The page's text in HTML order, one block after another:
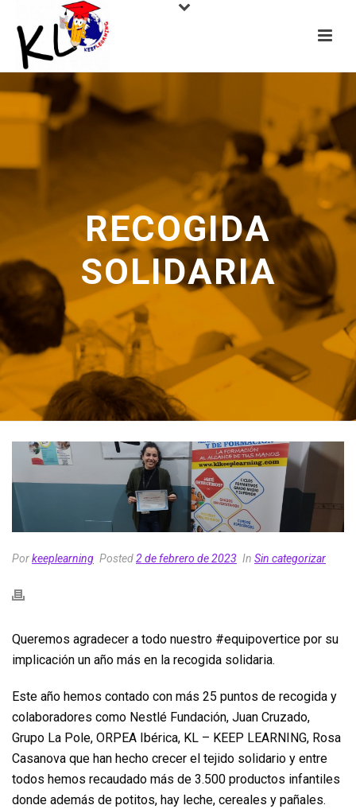
RECOGIDA
SOLIDARIA
Porkeeplearning Posted2 de febrero de 2023 In Sin categorizar
Queremos agradecer a todo nuestro #equipovertice por su
implicación un año más en la recogida solidaria.
Este año hemos contado con más 25 puntos de recogida y
colaboradores como Nestlé Fundación, Juan Cruzado,
Grupo La Pole, ORPEA Ibérica, KL – KEEP LEARNING, Rosa
Casanova que han hecho crecer el tejido solidario y entre
todos hemos recaudado más de 3.500 productos infantiles
donde además de potitos, hay leche, cereales y pañales.